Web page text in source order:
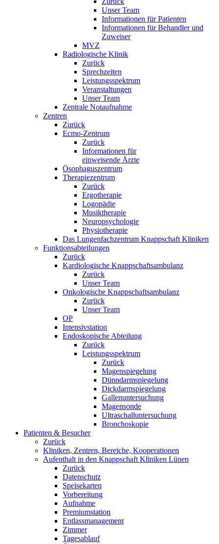
Unser Team
Informationen für Patienten
Informationen für Behandler und
Zuweiser
MVZ
Radiologische Klinik
Zurück
Sprechzeiten
Leistungsspektrum
Veranstaltungen
Unser Team
Zentrale Notaufnahme
Zentren
Zurück
Ecmo-Zentrum
Zurück
Informationen für
einweisende Ärzte
Ösophaguszentrum
Therapiezentrum
Zurück
Ergotherapie
Logopädie
Musiktherapie
Neuropsychologie
Physiotherapie
Das Lungenfachzentrum Knappschaft Kliniken
Funktionsabteilungen
Zurück
Kardiologische Knappschaftsambulanz
Zurück
Unser Team
Onkologische Knappschaftsambulanz
Zurück
Unser Team
OP
Intensivstation
Endoskopische Abteilung
Zurück
Leistungsspektrum
Zurück
Magenspiegelung
Dünndarmspiegelung
Dickdarmspiegelung
Gallenuntersuchung
Magensonde
Ultraschalluntersuchung
Bronchoskopie
Patienten & Besucher
Zurück
Kliniken, Zentren, Bereiche, Kooperationen
Aufenthalt in den Knappschaft Kliniken Lünen
Zurück
Datenschutz
Speisekarten
Vorbereitung
Aufnahme
Premiumstation
Entlassmanagement
Zimmer
Tagesablauf